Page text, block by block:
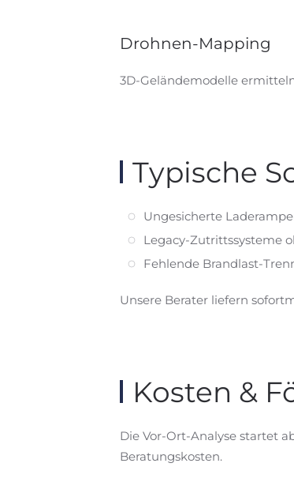
Drohnen-Mapping
3D-Geländemodelle
Typische
Ungesicherte
Legacy-Zutrittssysteme
Fehlende Brandlast-
Unsere Berater liefern
Kosten &
Die Vor-Ort-Analyse startet
Beratungskosten.